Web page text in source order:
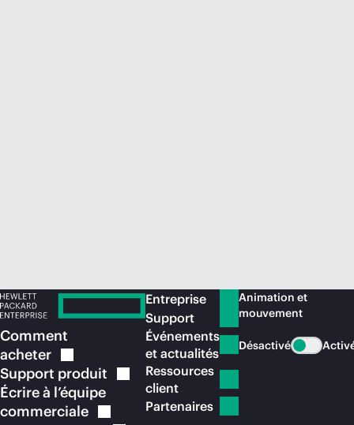
Comment
acheter
Support produit
Écrire à l’équipe
commerciale
Entreprise
Support
Événements
et actualités
Ressources
client
Partenaires
Animation et
mouvement
Désactivé